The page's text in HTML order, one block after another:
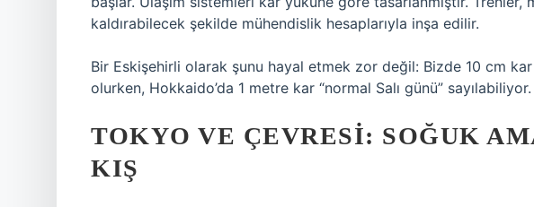
kaldırabilecek şekilde mühendislik hesaplarıyla inşa edilir.
Bir Eskişehirli olarak şunu hayal etmek zor değil: Bizde 10 cm
olurken, Hokkaido’da 1 metre kar “normal Salı günü” sayılabiliyor.
TOKYO VE ÇEVRESI: SOĞUK
KIŞ